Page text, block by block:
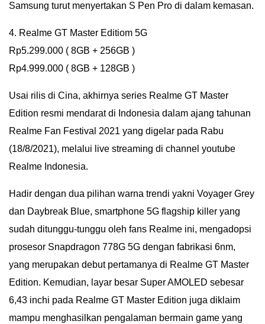
Samsung turut menyertakan S Pen Pro di dalam kemasan.
4. Realme GT Master Editiom 5G
Rp5.299.000 ( 8GB + 256GB )
Rp4.999.000 ( 8GB + 128GB )
Usai rilis di Cina, akhirnya series Realme GT Master
Edition resmi mendarat di Indonesia dalam ajang tahunan
Realme Fan Festival 2021 yang digelar pada Rabu
(18/8/2021), melalui live streaming di channel youtube
Realme Indonesia.
Hadir dengan dua pilihan warna trendi yakni Voyager Grey
dan Daybreak Blue, smartphone 5G flagship killer yang
sudah ditunggu-tunggu oleh fans Realme ini, mengadopsi
prosesor Snapdragon 778G 5G dengan fabrikasi 6nm,
yang merupakan debut pertamanya di Realme GT Master
Edition. Kemudian, layar besar Super AMOLED sebesar
6,43 inchi pada Realme GT Master Edition juga diklaim
mampu menghasilkan pengalaman bermain game yang